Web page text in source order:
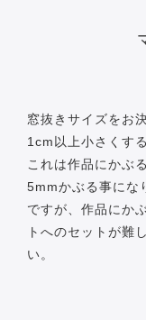
窓抜きサイズをお
1cm以上小さくす
これは作品にかぶ
5mmかぶる事にな
ですが、作品にか
トへのセットが難
い。